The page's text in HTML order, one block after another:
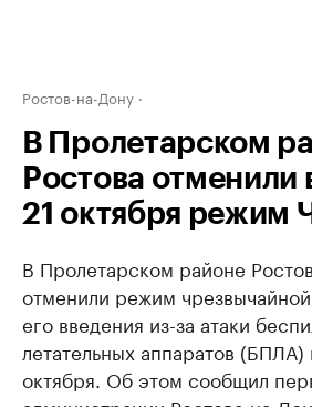
Ростов-на-Дону
В Пролетарском
Ростова отменили
21 октября режим
В Пролетарском районе
отменили режим
его введения из-за атаки
летательных аппаратов (БПЛА)
октября. Об этом сообщил